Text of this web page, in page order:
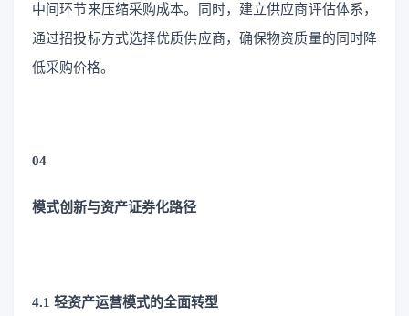
中间环节来压缩采购成本。同时，建立供应商评估体系，
通过招投标方式选择优质供应商，确保物资质量的同时降
低采购价格。
04
模式创新与资产证券化路径
4.1 轻资产运营模式的全面转型